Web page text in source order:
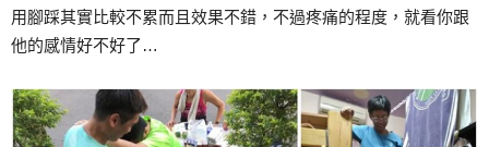
用腳踩其實比較不累而且效果不錯，不過疼痛的程度，就看你跟
他的感情好不好了…